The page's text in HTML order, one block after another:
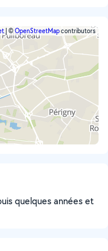
©OpenStreetMapcontributors
quelques années et